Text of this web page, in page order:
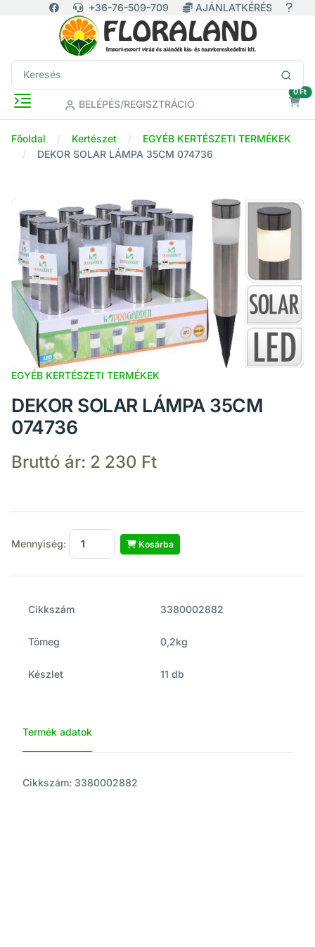
+36-76-509-709 AJÁNLATKÉRÉS
BELÉPÉS/REGISZTRÁCIÓ
0 Ft
Főoldal Kertészet
EGYÉB KERTÉSZETI TERMÉKEK
DEKOR SOLAR LÁMPA 35CM 074736
EGYÉB KERTÉSZETI TERMÉKEK
DEKOR SOLAR LÁMPA 35CM
074736
Bruttó ár: 2 230 Ft
Mennyiség: Kosárba
Cikkszám 3380002882
Tömeg 0,2kg
Készlet 11 db
Termék adatok
Cikkszám: 3380002882